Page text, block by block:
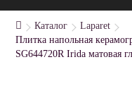
Каталог
Laparet
Плитка напольная
SG644720R Irida матовая